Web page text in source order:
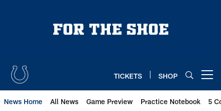
TICKETS SHOP
News Home All News Game Preview Practice Notebook 5